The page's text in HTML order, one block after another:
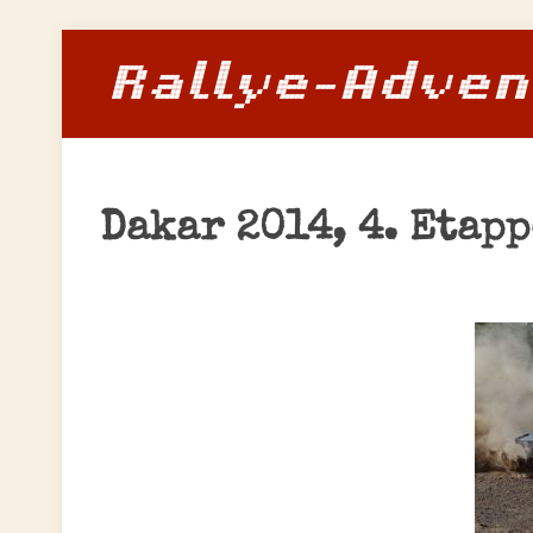
Dakar 2014, 4.